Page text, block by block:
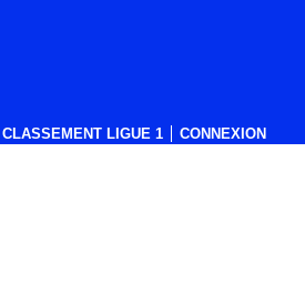
CLASSEMENT LIGUE 1 CONNEXION